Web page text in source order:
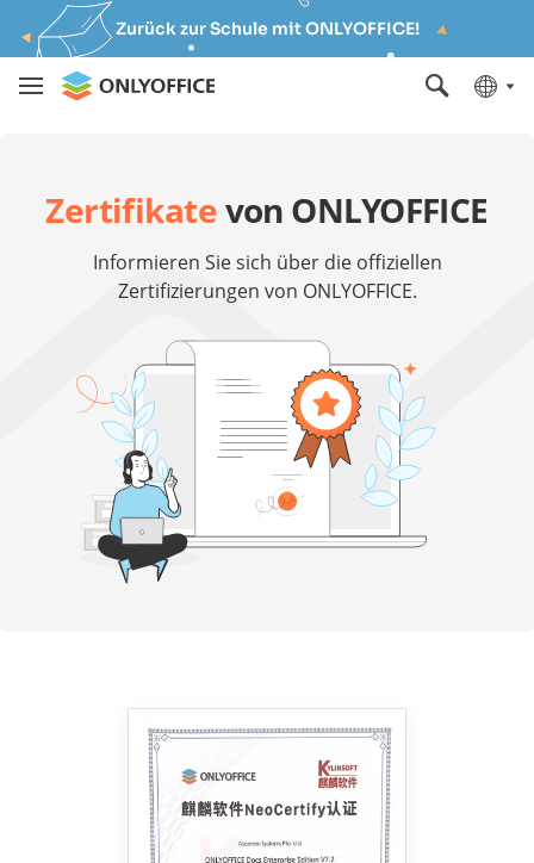
Zurück zur Schule mit ONLYOFFICE!
Zertifikatevon ONLYOFFICE
Informieren Sie sich über die offiziellen
Zertifizierungen von ONLYOFFICE.